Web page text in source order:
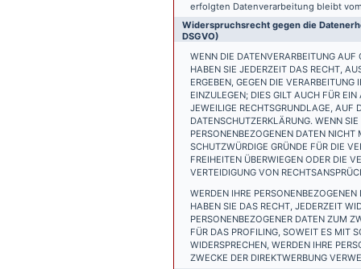
erfolgten Datenverarbeitung bleibt
Widerspruchsrecht gegen die
DSGVO)
WENN DIE DATENVERARBEITUNG
HABEN SIE JEDERZEIT DAS RECHT,
ERGEBEN, GEGEN DIE
EINZULEGEN; DIES GILT AUCH FÜR
JEWEILIGE RECHTSGRUNDLAGE, AUF
DATENSCHUTZERKLÄRUNG. WENN
PERSONENBEZOGENEN DATEN
SCHUTZWÜRDIGE GRÜNDE FÜR DIE
FREIHEITEN ÜBERWIEGEN ODER DIE
VERTEIDIGUNG VON
WERDEN IHRE
HABEN SIE DAS RECHT, JEDERZEIT
PERSONENBEZOGENER DATEN ZUM
FÜR DAS PROFILING, SOWEIT ES MIT
WIDERSPRECHEN, WERDEN IHRE
ZWECKE DER DIREKTWERBUNG